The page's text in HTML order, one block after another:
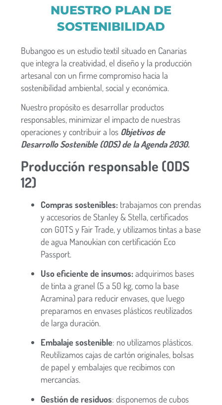
NUESTRO PLAN DE
SOSTENIBILIDAD
Bubangoo es un estudio textil situado en Canarias
que integra la creatividad, el diseño y la producción
artesanal con un firme compromiso hacia la
sostenibilidad ambiental, social y económica.
Nuestro propósito es desarrollar productos
responsables, minimizar el impacto de nuestras
operaciones y contribuir a los Objetivos de
Desarrollo Sostenible (ODS) de la Agenda 2030.
Producción responsable (ODS
12)
Compras sostenibles: trabajamos con prendas
y accesorios de Stanley & Stella, certificados
con GOTS y Fair Trade, y utilizamos tintas a base
de agua Manoukian con certificación Eco
Passport.
Uso eficiente de insumos: adquirimos bases
de tinta a granel (5 a 50 kg, como la base
Acramina) para reducir envases, que luego
preparamos en envases plásticos reutilizados
de larga duración.
Embalaje sostenible: no utilizamos plásticos.
Reutilizamos cajas de cartón originales, bolsas
de papel y embalajes que recibimos con
mercancías.
Gestión de residuos: disponemos de cubos